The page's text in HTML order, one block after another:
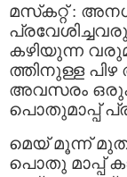
മസ്‌കറ്റ് :
കഴിയുന്ന
ത്തിനുള്ള
അവസരം
പൊതുമാപ്പ്
മെയ് മൂന്ന്
പൊതു മാപ്പ്